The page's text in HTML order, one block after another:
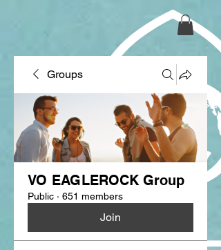
Groups
VO EAGLEROCK Group
Public · 651 members
Join